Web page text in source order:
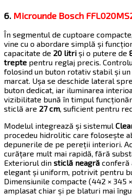
6. Microunde Bosch
În segmentul de cuptoare
vine cu o abordare simplă și
capacitate de 20 litri și o putere de
trepte pentru reglaj precis.
folosind un buton rotativ stabil și
marcat. Ușa se deschide lateral
buton dedicat, iar iluminarea
vizibilitate bună în timpul
sticlă are 27 cm, suficient pentru
Modelul integrează și sistemul
procedeu hidrolitic care folosește
depunerile de pe pereții interiori.
curățare mult mai rapidă, fără
Exteriorul din sticlă neagră conferă
elegant și uniform, potrivit pentru
Dimensiunile compacte (442 × 345
amplasat chiar și pe blaturi mai